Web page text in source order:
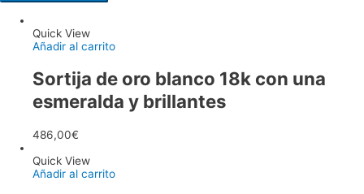
Quick View
Añadir al carrito
Sortija de oro blanco 18k con una
esmeralda y brillantes
486,00€
Quick View
Añadir al carrito